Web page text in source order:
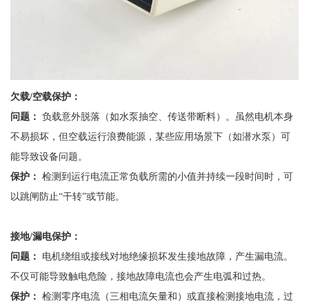
欠载/空载保护：
问题： 负载意外脱落（如水泵抽空、传送带断料）。虽然电机本身
不易损坏，但空载运行浪费能源，某些应用场景下（如潜水泵）可
能导致设备问题。
保护： 检测到运行电流正常负载所需的小值并持续一段时间时，可
以跳闸防止“干转”或节能。
接地/漏电保护：
问题：
电机绕组或接线对地绝缘损坏发生接地故障，产生漏电流。
不仅可能导致触电危险，接地故障电流也会产生电弧和过热。
保护： 检测零序电流（三相电流矢量和）或直接检测接地电流，过